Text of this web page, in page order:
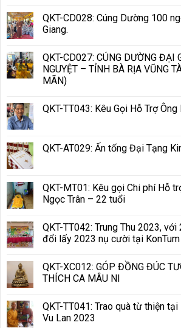
QKT-CD028: Cúng Dường 100
Giang.
QKT-CD027: CÚNG DƯỜNG ĐẠI
NGUYỆT – TỈNH BÀ RỊA VŨNG
MÃN)
QKT-TT043: Kêu Gọi Hỗ Trợ
QKT-AT029: Ấn tống Đại Tạng
QKT-MT01: Kêu gọi Chi phí Hỗ
Ngọc Trân – 22 tuổi
QKT-TT042: Trung Thu 2023,
đổi lấy 2023 nụ cười tại KonTum
QKT-XC012: GÓP ĐỒNG ĐÚC
THÍCH CA MÂU NI
QKT-TT041: Trao quà từ thiện
Vu Lan 2023